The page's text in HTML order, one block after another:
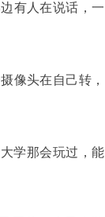
有人在说话，一
像头在自己转，
学那会玩过，能